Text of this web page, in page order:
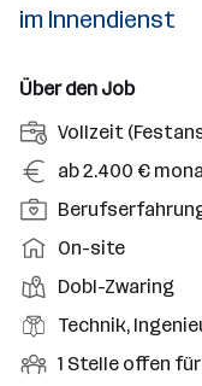
im Innendienst
Über den Job
A
n
t
e
l
u
n
Vollzeit
G
e
h
a
l
t
ab 2.400 €
P
o
i
t
i
A
r
b
e
i
On-site
D
i
n
Dobl-Zwaring
B
e
Technik,
O
1 Stelle offen